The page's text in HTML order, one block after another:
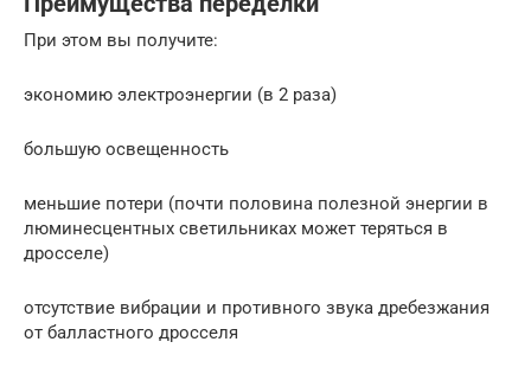
При этом вы получите:
экономию электроэнергии (в 2 раза)
большую освещенность
меньшие потери (почти половина полезной энергии в
люминесцентных светильниках может теряться в
дросселе)
отсутствие вибрации и противного звука дребезжания
от балластного дросселя